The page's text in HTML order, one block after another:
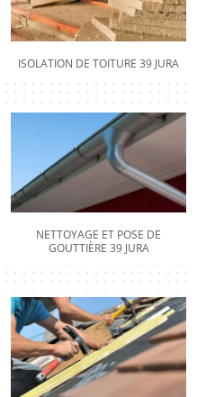
ISOLATION DE TOITURE 39 JURA
NETTOYAGE ET POSE DE
GOUTTIÈRE 39 JURA